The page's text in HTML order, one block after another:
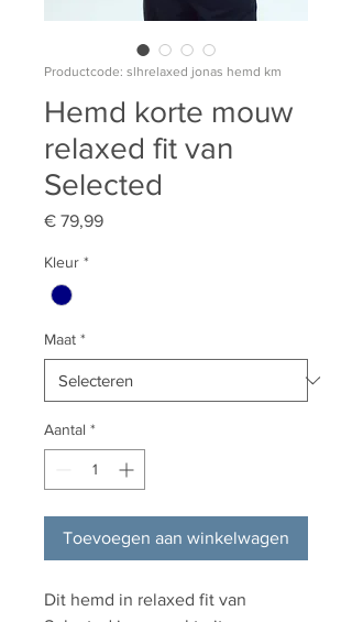
Productcode: slhrelaxed jonas hemd km
Hemd korte mouw
relaxed fit van
Selected
€ 79,99Prijs
Kleur *
Maat *
Aantal *
Toevoegen aan winkelwagen
Dit hemd in relaxed fit van